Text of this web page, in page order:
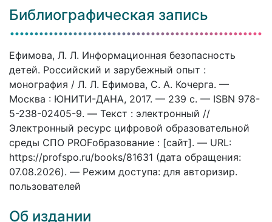
Библиографическая запись
Ефимова, Л. Л. Информационная безопасность
детей. Российский и зарубежный опыт :
монография / Л. Л. Ефимова, С. А. Кочерга. —
Москва : ЮНИТИ-ДАНА, 2017. — 239 c. — ISBN 978-
5-238-02405-9. — Текст : электронный //
Электронный ресурс цифровой образовательной
среды СПО PROFобразование : [сайт]. — URL:
https://profspo.ru/books/81631 (дата обращения:
07.08.2026). — Режим доступа: для авторизир.
пользователей
Об издании